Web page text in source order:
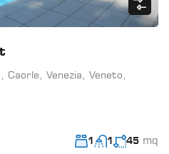
Venezia, Veneto,
1 1 45 mq